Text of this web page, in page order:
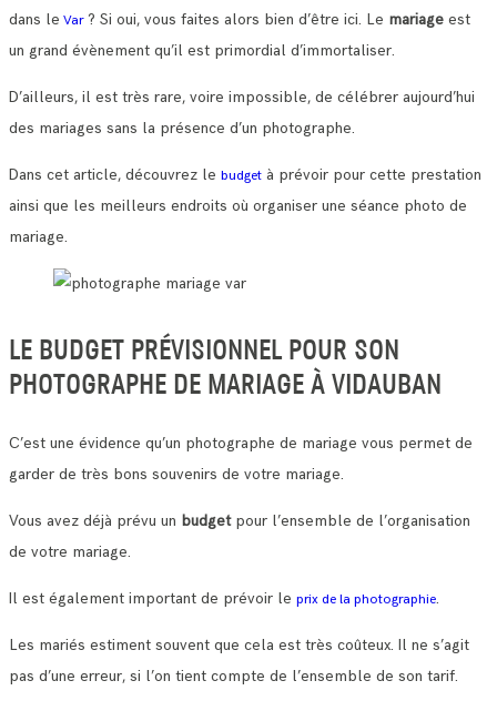
dans le Var? Si oui, vous faites alors bien d’être ici. Le mariage est
un grand évènement qu’il est primordial d’immortaliser.
D’ailleurs, il est très rare, voire impossible, de célébrer aujourd’hui
des mariages sans la présence d’un photographe.
Dans cet article, découvrez le budget à prévoir pour cette prestation
ainsi que les meilleurs endroits où organiser une séance photo de
mariage.
LE BUDGET PRÉVISIONNEL POUR SON
PHOTOGRAPHE DE MARIAGE À VIDAUBAN
C’est une évidence qu’un photographe de mariage vous permet de
garder de très bons souvenirs de votre mariage.
Vous avez déjà prévu un budget pour l’ensemble de l’organisation
de votre mariage.
Il est également important de prévoir le prix de la photographie.
Les mariés estiment souvent que cela est très coûteux. Il ne s’agit
pas d’une erreur, si l’on tient compte de l’ensemble de son tarif.